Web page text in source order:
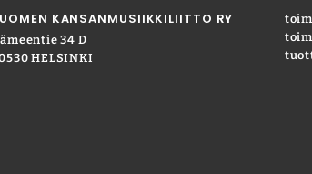
KANSANMUSIIKKILIITTO RY
34 D
HELSINKI